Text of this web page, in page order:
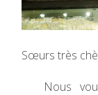
Sœurs très
Nous